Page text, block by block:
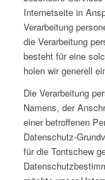
Internetseite in
Verarbeitung
die Verarbeitung
besteht für eine
holen wir generell
Die Verarbeitung
Namens, der
einer betroffenen
Datenschutz-
für die Tontschew